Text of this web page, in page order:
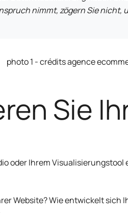
nimmt, zögern Sie nicht,
Sie
oder Ihrem
Website? Wie entwickelt sich